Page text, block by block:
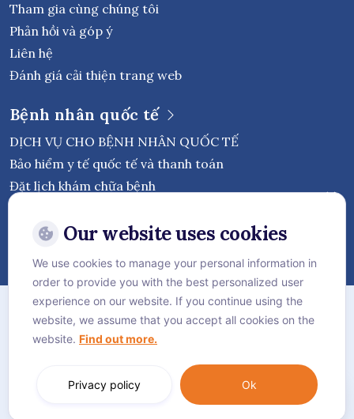
Tham gia cùng chúng tôi
Phản hồi và góp ý
Liên hệ
Đánh giá cải thiện trang web
Bệnh nhân quốc tế
DỊCH VỤ CHO BỆNH NHÂN QUỐC TẾ
Bảo hiểm y tế quốc tế và thanh toán
Đặt lịch khám chữa bệnh
Theo dõi Bệnh viện Quốc tế Vejthani
Chính sách bảo mật
Chính sách Cookie
© Vejthani International Hospital | JCI Accredited
Language:Tiếng Việt
Our website uses cookies
We use cookies to manage your personal information in
order to provide you with the best personalized user
experience on our website. If you continue using the
website, we assume that you accept all cookies on the
website. Find out more.
Ok
Privacy policy